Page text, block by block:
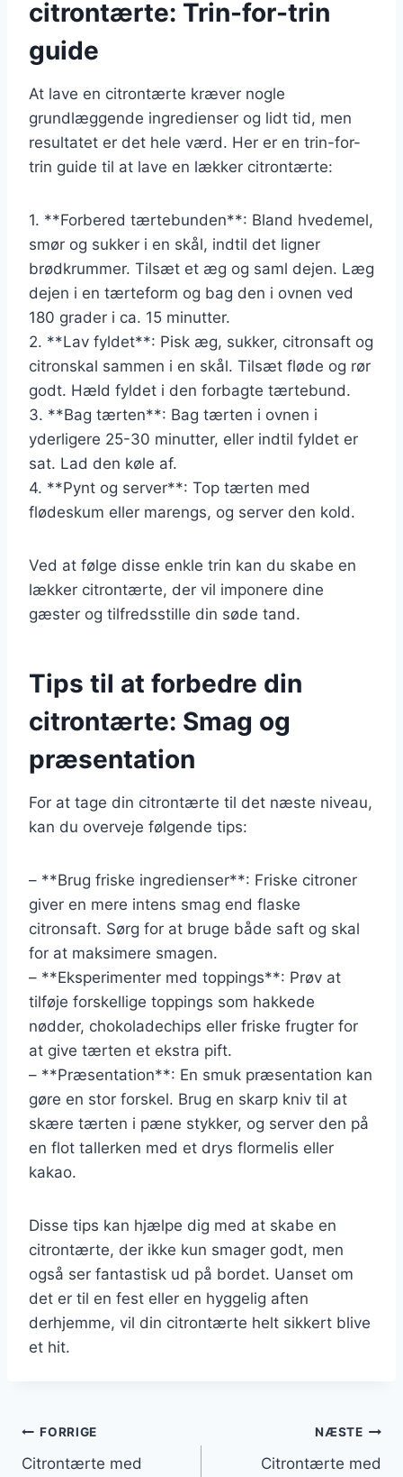
citrontærte: Trin-for-trin
guide
At lave en citrontærte kræver nogle
grundlæggende ingredienser og lidt tid, men
resultatet er det hele værd. Her er en trin-for-
trin guide til at lave en lækker citrontærte:
1. **Forbered tærtebunden**: Bland hvedemel,
smør og sukker i en skål, indtil det ligner
brødkrummer. Tilsæt et æg og saml dejen. Læg
dejen i en tærteform og bag den i ovnen ved
180 grader i ca. 15 minutter.
2. **Lav fyldet**: Pisk æg, sukker, citronsaft og
citronskal sammen i en skål. Tilsæt fløde og rør
godt. Hæld fyldet i den forbagte tærtebund.
3. **Bag tærten**: Bag tærten i ovnen i
yderligere 25-30 minutter, eller indtil fyldet er
sat. Lad den køle af.
4. **Pynt og server**: Top tærten med
flødeskum eller marengs, og server den kold.
Ved at følge disse enkle trin kan du skabe en
lækker citrontærte, der vil imponere dine
gæster og tilfredsstille din søde tand.
Tips til at forbedre din
citrontærte: Smag og
præsentation
For at tage din citrontærte til det næste niveau,
kan du overveje følgende tips:
– **Brug friske ingredienser**: Friske citroner
giver en mere intens smag end flaske
citronsaft. Sørg for at bruge både saft og skal
for at maksimere smagen.
– **Eksperimenter med toppings**: Prøv at
tilføje forskellige toppings som hakkede
nødder, chokoladechips eller friske frugter for
at give tærten et ekstra pift.
– **Præsentation**: En smuk præsentation kan
gøre en stor forskel. Brug en skarp kniv til at
skære tærten i pæne stykker, og server den på
en flot tallerken med et drys flormelis eller
kakao.
Disse tips kan hjælpe dig med at skabe en
citrontærte, der ikke kun smager godt, men
også ser fantastisk ud på bordet. Uanset om
det er til en fest eller en hyggelig aften
derhjemme, vil din citrontærte helt sikkert blive
et hit.
Indlægsnavigation
FORRIGE
Citrontærte med
NÆSTE
Citrontærte med